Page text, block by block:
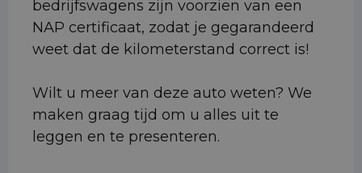
bedrijfswagens zijn voorzien van een
NAP certificaat, zodat je gegarandeerd
weet dat de kilometerstand correct is!
Wilt u meer van deze auto weten? We
maken graag tijd om u alles uit te
leggen en te presenteren.